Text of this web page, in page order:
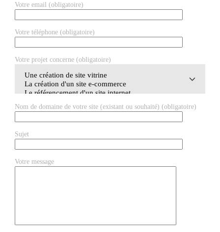
Votre email (obligatoire)
Votre téléphone (obligatoire)
Votre projet concerne (obligatoire)
Nom de domaine de votre site (existant ou souhaité) (obligatoire)
Sujet
Votre message